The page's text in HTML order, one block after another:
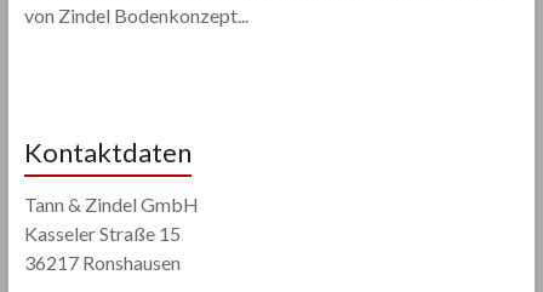
von Zindel Bodenkonzept...
Kontaktdaten
Tann & Zindel GmbH
Kasseler Straße 15
36217 Ronshausen